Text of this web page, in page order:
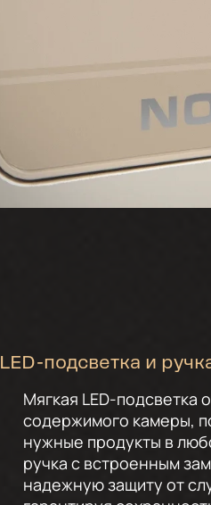
LED-подсветка и
Мягкая LED-подсветка
содержимого камеры,
нужные продукты в
ручка с встроенным
надежную защиту от